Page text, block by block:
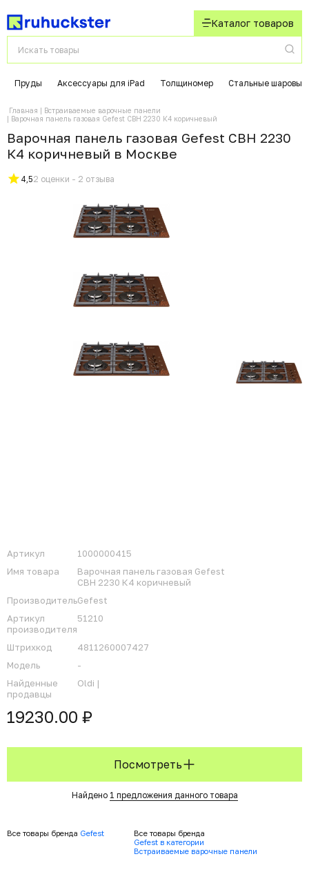
Каталог товаров
Пруды Аксессуары для iPad Толщиномер Стальные шаровые
Главная
Встраиваемые варочные панели
Варочная панель газовая Gefest СВН 2230 К4 коричневый
Варочная панель газовая Gefest СВН 2230
К4 коричневый в Москвe
4,52 оценки - 2 отзыва
Артикул
1000000415
Имя товара
Варочная панель газовая Gefest
СВН 2230 К4 коричневый
ПроизводительGefest
Артикул
производителя
51210
Штрихкод
4811260007427
Модель
-
Найденные
продавцы
Oldi |
19230.00 ₽
Посмотреть
Найдено 1 предложения данного товара
Все товары бренда Gefest
Все товары бренда
Gefest в категории
Встраиваемые варочные панели